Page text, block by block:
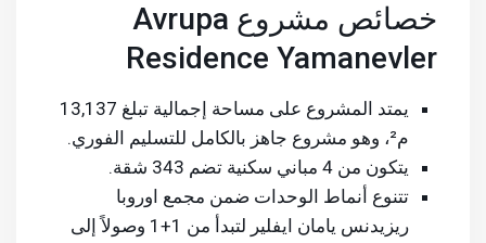
خصائص مشروع Avrupa
Residence Yamanevler
يمتد المشروع على مساحة إجمالية تبلغ 13,137
م²، وهو مشروع جاهز بالكامل للتسليم الفوري.
يتكون من 4 مباني سكنية تضم 343 شقة.
تتنوع أنماط الوحدات ضمن مجمع اوروبا
ريزيدنس يامان ايفلير لتبدأ من 1+1 وصولاً إلى